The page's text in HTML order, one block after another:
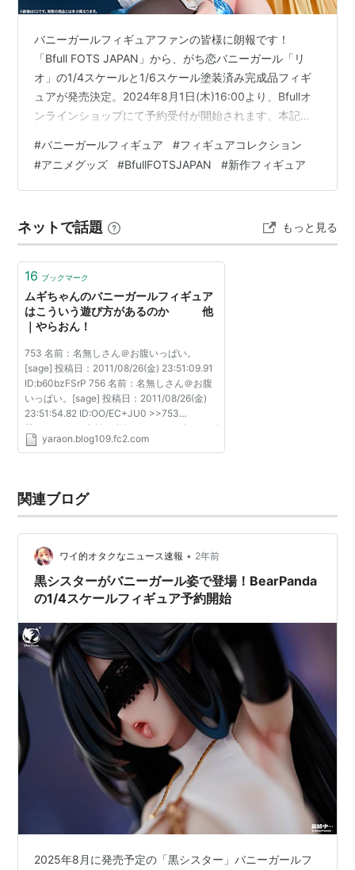
バニーガールフィギュアファンの皆様に朗報です！
「Bfull FOTS JAPAN」から、がち恋バニーガール「リ
オ」の1/4スケールと1/6スケール塗装済み完成品フィギ
ュアが発売決定。2024年8月1日(木)16:00より、Bfullオ
ンラインショップにて予約受付が開始されます。本記事
紹介します。 がち恋バニーガール「リオ」フィギュアの
概要 1/4スケールフィギュア 1/6スケールフィギュア フ
ィギュアの特徴と見どころ 魅力的なディテールとポージ
リンク 公式オンラインショップ Amazon商品…
#バニーガールフィギュア #フィギュアコレクション
#アニメグッズ #BfullFOTSJAPAN #新作フィギュア
ネットで話題 もっと見る
16 ブックマーク
ムギちゃんのバニーガールフィギュア
はこういう遊び方があるのか 他
｜やらおん！
753 名前：名無しさん＠お腹いっぱい。
[sage] 投稿日：2011/08/26(金) 23:51:09.91
ID:b60bzFSrP 756 名前：名無しさん＠お腹
いっぱい。[sage] 投稿日：2011/08/26(金)
23:51:54.82 ID:OO/EC+JU0 >>753
菫・・・ 763 名前：名無しさん＠お腹いっぱ
い。[sage] 投稿日：2011/08/26(金)
yaraon.blog109.fc2.com
関連ブログ
ワイ的オタクなニュース速報 • 2年前
黒シスターがバニーガール姿で登場！BearPanda
の1/4スケールフィギュア予約開始
2025年8月に発売予定の「黒シスター」バニーガールフ